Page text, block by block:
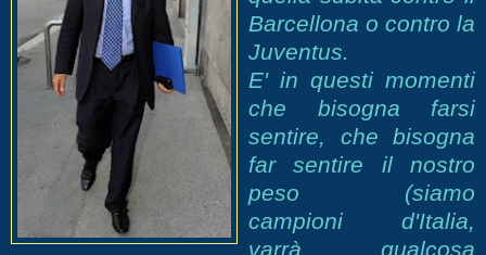
Barcellona o contro la
Juventus.
E' in questi momenti
che bisogna farsi
sentire, che bisogna
far sentire il nostro
peso (siamo
campioni d'Italia,
varrà qualcosa